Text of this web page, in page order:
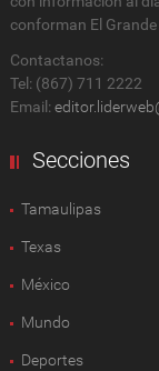
conforman El
Contactanos:
Tel: (867) 711 2222
Email:
Secciones
Tamaulipas
Texas
México
Mundo
Deportes